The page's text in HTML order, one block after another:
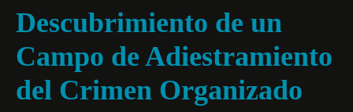
Descubrimiento de un
Campo de Adiestramiento
del Crimen Organizado